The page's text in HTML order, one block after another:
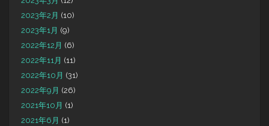
2023年2月 (10)
2023年1月 (9)
2022年12月 (6)
2022年11月 (11)
2022年10月 (31)
2022年9月 (26)
2021年10月 (1)
2021年6月 (1)